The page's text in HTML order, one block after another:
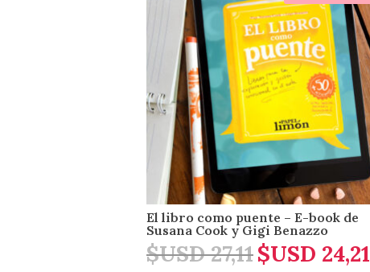
El libro como puente – E-book de
Susana Cook y Gigi Benazzo
$USD27,11 El
$USD 24,21